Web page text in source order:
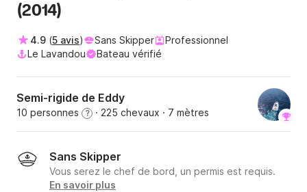
(2014)
4.9 (5 avis) Sans Skipper
Professionnel
Le Lavandou
Bateau vérifié
Semi-rigide de Eddy
10 personnes ? · 225 chevaux · 7 mètres
Sans Skipper
Vous serez le chef de bord, un permis est requis.
En savoir plus